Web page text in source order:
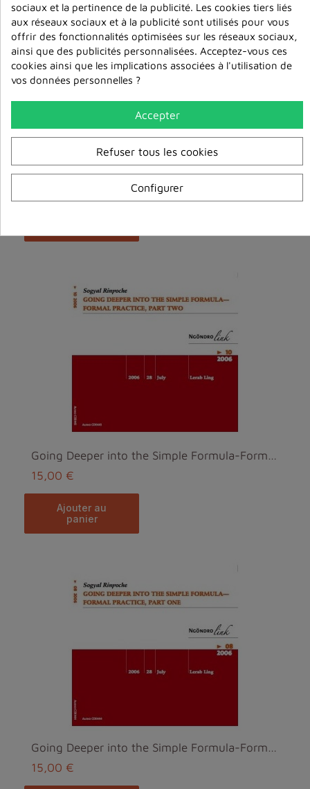
Guru Yoga: The Entrance Way for Blessings (MP3)
Going Deeper into the Simple Formula-Formal Practi...
15,00 €
ajouter au
panier
Going Deeper into the Simple Formula-Formal Practi...
15,00 €
sociaux et la pertinence de la publicité. Les cookies tiers liés
aux réseaux sociaux et à la publicité sont utilisés pour vous
offrir des fonctionnalités optimisées sur les réseaux sociaux,
ainsi que des publicités personnalisées. Acceptez-vous ces
cookies ainsi que les implications associées à l'utilisation de
vos données personnelles ?
Accepter
Refuser tous les cookies
Configurer